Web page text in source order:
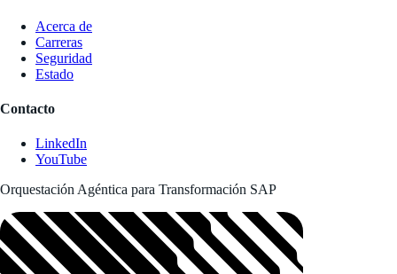
Acerca de
Carreras
Seguridad
Estado
Contacto
LinkedIn
YouTube
Orquestación Agéntica para Transformación SAP